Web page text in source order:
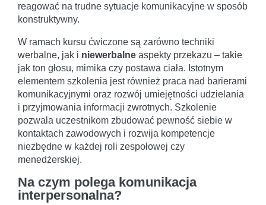
reagować na trudne sytuacje komunikacyjne w sposób
konstruktywny.
W ramach kursu ćwiczone są zarówno techniki
werbalne, jak i niewerbalne aspekty przekazu – takie
jak ton głosu, mimika czy postawa ciała. Istotnym
elementem szkolenia jest również praca nad barierami
komunikacyjnymi oraz rozwój umiejętności udzielania
i przyjmowania informacji zwrotnych. Szkolenie
pozwala uczestnikom zbudować pewność siebie w
kontaktach zawodowych i rozwija kompetencje
niezbędne w każdej roli zespołowej czy
menedżerskiej.
Na czym polega komunikacja
interpersonalna?